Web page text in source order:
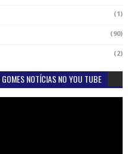
(1)
(90)
(2)
NOTÍCIAS NO YOU TUBE